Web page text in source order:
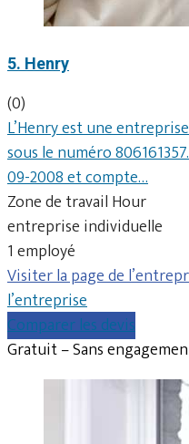
5. Henry
(0)
L’Henry est une
sous le numéro
09-2008 et compte…
Zone de travail Hour
entreprise individuelle
1 employé
Visiter la page de
l’entreprise
Comparer les devis
Gratuit – Sans